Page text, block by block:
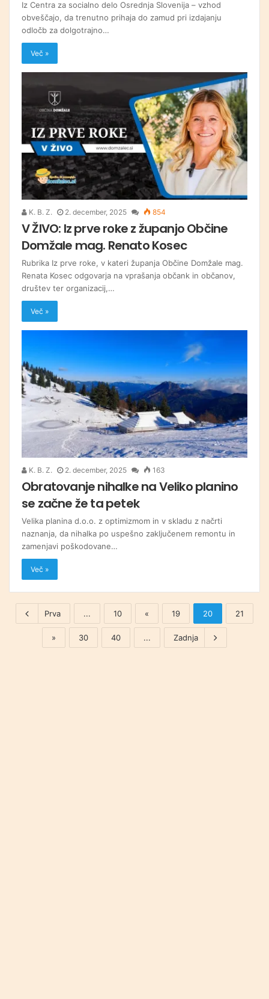
Iz Centra za socialno delo Osrednja Slovenija – vzhod
obveščajo, da trenutno prihaja do zamud pri izdajanju
odločb za dolgotrajno…
Več »
K. B. Z. 2. december, 2025 854
V ŽIVO: Iz prve roke z županjo Občine
Domžale mag. Renato Kosec
Rubrika Iz prve roke, v kateri županja Občine Domžale mag.
Renata Kosec odgovarja na vprašanja občank in občanov,
društev ter organizacij,…
Več »
K. B. Z. 2. december, 2025 163
Obratovanje nihalke na Veliko planino
se začne že ta petek
Velika planina d.o.o. z optimizmom in v skladu z načrti
naznanja, da nihalka po uspešno zaključenem remontu in
zamenjavi poškodovane…
Več »
Prva ... 10 « 19 20 21
» 30 40 ... Zadnja